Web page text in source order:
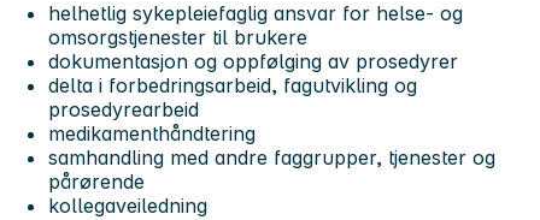
helhetlig sykepleiefaglig ansvar for helse- og
omsorgstjenester til brukere
dokumentasjon og oppfølging av prosedyrer
delta i forbedringsarbeid, fagutvikling og
prosedyrearbeid
medikamenthåndtering
samhandling med andre faggrupper, tjenester og
pårørende
kollegaveiledning